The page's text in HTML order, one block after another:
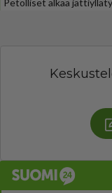
Petolliset alkaa